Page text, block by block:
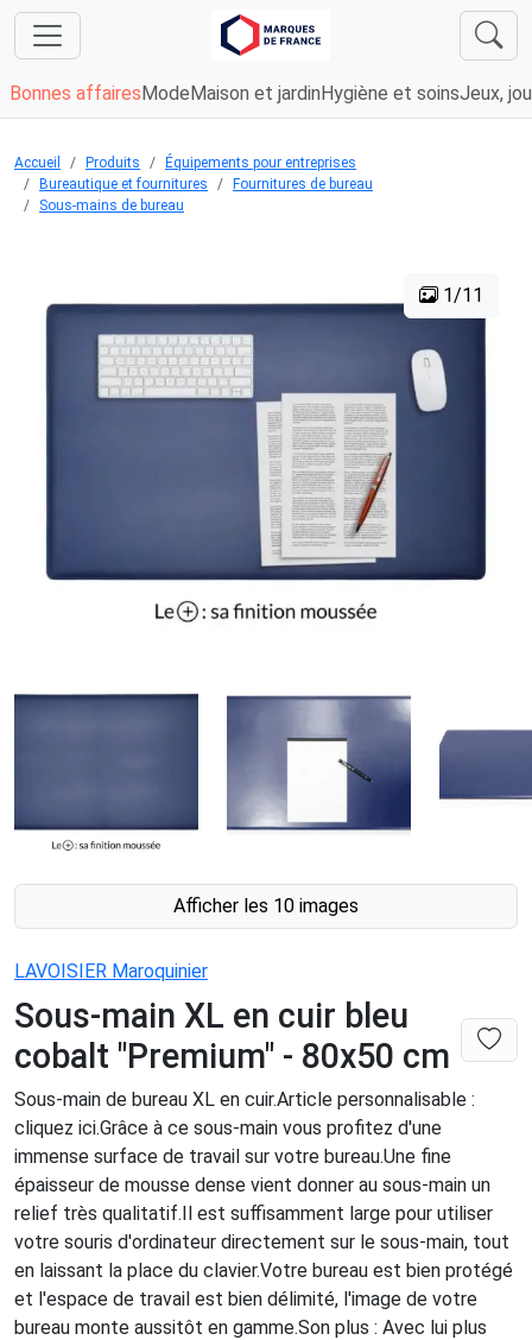
Bonnes affaires Mode Maison et jardin Hygiène et soinsJeux,
Accueil Produits
Équipements pour entreprises
Bureautique et fournitures
Fournitures de bureau
Sous-mains de bureau
1/11
Afficher les 10 images
LAVOISIER Maroquinier
Sous-main XL en cuir bleu
cobalt "Premium" - 80x50 cm
Sous-main de bureau XL en cuir.Article personnalisable :
cliquez ici.Grâce à ce sous-main vous profitez d'une
immense surface de travail sur votre bureau.Une fine
épaisseur de mousse dense vient donner au sous-main un
relief très qualitatif.Il est suffisamment large pour utiliser
votre souris d'ordinateur directement sur le sous-main, tout
en laissant la place du clavier.Votre bureau est bien protégé
et l'espace de travail est bien délimité, l'image de votre
bureau monte aussitôt en gamme.Son plus : Avec lui plus